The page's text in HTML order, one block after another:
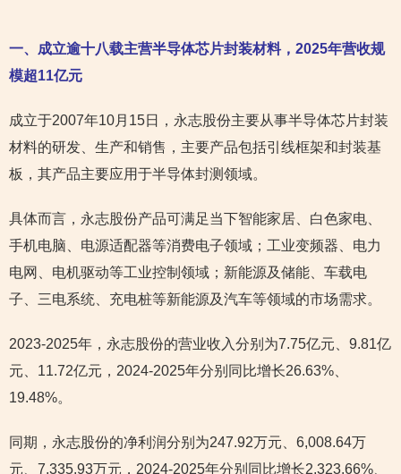
一、成立逾十八载主营半导体芯片封装材料，2025年营收规
模超11亿元
成立于2007年10月15日，永志股份主要从事半导体芯片封装
材料的研发、生产和销售，主要产品包括引线框架和封装基
板，其产品主要应用于半导体封测领域。
具体而言，永志股份产品可满足当下智能家居、白色家电、
手机电脑、电源适配器等消费电子领域；工业变频器、电力
电网、电机驱动等工业控制领域；新能源及储能、车载电
子、三电系统、充电桩等新能源及汽车等领域的市场需求。
2023-2025年，永志股份的营业收入分别为7.75亿元、9.81亿
元、11.72亿元，2024-2025年分别同比增长26.63%、
19.48%。
同期，永志股份的净利润分别为247.92万元、6,008.64万
元、7,335.93万元，2024-2025年分别同比增长2,323.66%、